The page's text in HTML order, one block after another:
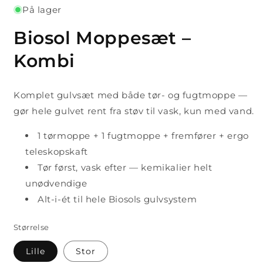
På lager
Biosol Moppesæt –
Kombi
Komplet gulvsæt med både tør- og fugtmoppe —
gør hele gulvet rent fra støv til vask, kun med vand.
1 tørmoppe + 1 fugtmoppe + fremfører + ergo
teleskopskaft
Tør først, vask efter — kemikalier helt
unødvendige
Alt-i-ét til hele Biosols gulvsystem
Størrelse
Lille Stor